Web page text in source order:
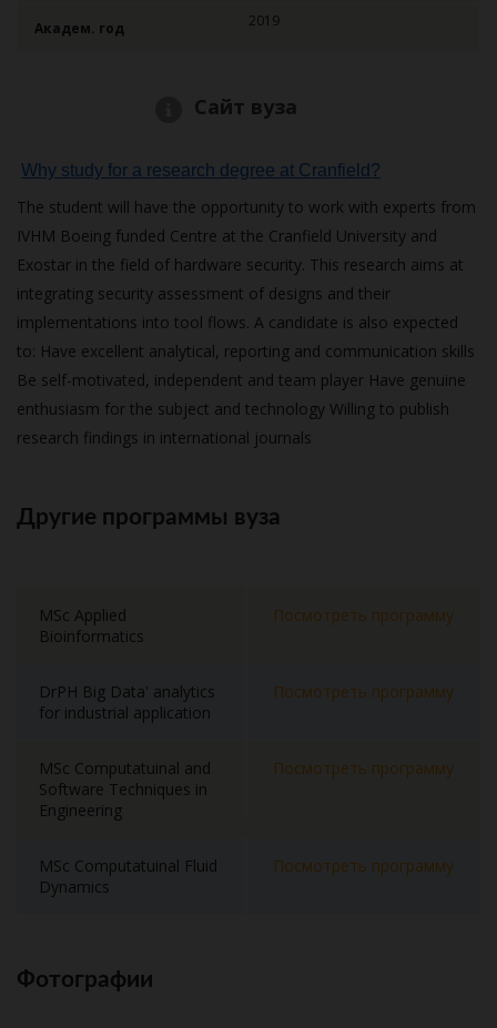
Академ. год 2019
Сайт вуза
Why study for a research degree at Cranfield?
The student will have the opportunity to work with experts from
IVHM Boeing funded Centre at the Cranfield University and
Exostar in the field of hardware security. This research aims at
integrating security assessment of designs and their
implementations into tool flows. A candidate is also expected
to: Have excellent analytical, reporting and communication skills
Be self-motivated, independent and team player Have genuine
enthusiasm for the subject and technology Willing to publish
research findings in international journals
Другие программы вуза
MSc Applied
Bioinformatics
Посмотреть программу
DrPH Big Data' analytics
for industrial application
Посмотреть программу
MSc Computatuinal and
Software Techniques in
Engineering
Посмотреть программу
MSc Computatuinal Fluid
Dynamics
Посмотреть программу
Фотографии